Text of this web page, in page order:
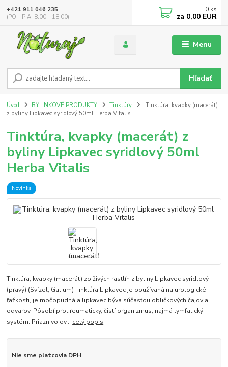
Menu
Hľadať
+421 911 046 235
(PO - PIA, 8:00 - 18:00)
0 ks
za 0,00 EUR
Úvod BYLINKOVÉ PRODUKTY Tinktúry
Tinktúra, kvapky (macerát)
z byliny Lipkavec syridlový 50ml Herba Vitalis
Tinktúra, kvapky (macerát) z
byliny Lipkavec syridlový 50ml
Herba Vitalis
Novinka
Tinktúra, kvapky (macerát) zo živých rastlín z byliny Lipkavec syridlový
(pravý) (Svízel, Galium) Tinktúra Lipkavec je používaná na urologické
ťažkosti, je močopudná a lipkavec býva súčasťou obličkových čajov a
odvarov. Pôsobí protireumaticky, čistí organizmus, najmä lymfatický
systém. Priaznivo ov... celý popis
Nie sme platcovia DPH